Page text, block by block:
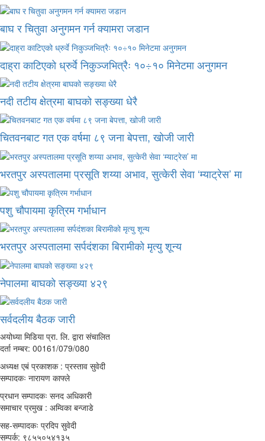
बाघ र चितुवा अनुगमन गर्न क्यामरा जडान
दाह्रा काटिएको ध्रुर्वे निकुञ्जभित्रैः १०÷१० मिनेटमा अनुगमन
नदी तटीय क्षेत्रमा बाघको सङ्ख्या धेरै
चितवनबाट गत एक वर्षमा ८९ जना बेपत्ता, खोजी जारी
भरतपुर अस्पतालमा प्रसूति शय्या अभाव, सुत्केरी सेवा ‘म्याट्रेस’ मा
पशु चौपायमा कृत्रिम गर्भाधान
भरतपुर अस्पतालमा सर्पदंशका बिरामीको मृत्यु शून्य
नेपालमा बाघको सङ्ख्या ४२९
सर्वदलीय बैठक जारी
अयोध्या मिडिया प्रा. लि. द्वारा संचालित
दर्ता नम्बर: 00161/079/080
अध्यक्ष एबं प्रकाशक : प्रस्ताव सुवेदी
सम्पादकः नारायण काफ्ले
प्रधान सम्पादकः सनद अधिकारी
समाचार प्रमुख : अम्विका बन्जाडे
सह-सम्पादकः प्रदिप सुवेदी
सम्पर्क: ९८५५०५४१३५